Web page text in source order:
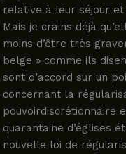
relative à leur séjour et
Mais je crains déjà
moins d’être très
belge » comme ils
sont d’accord sur un
concernant la
pouvoirdiscrétionnaire
quarantaine d’églises
nouvelle loi de